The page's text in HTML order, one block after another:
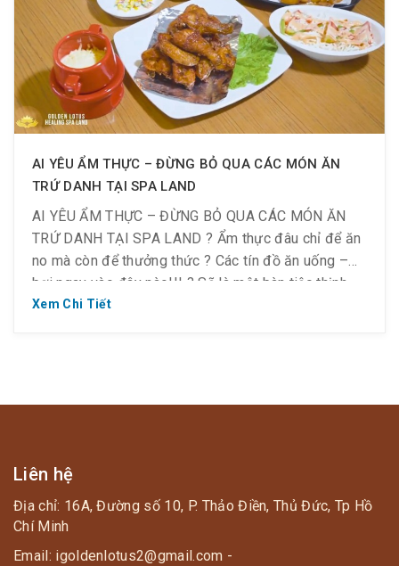
✅ Xông hơi tại chuỗi các phòng Bùn khoáng thuốc
Bắc, Đá núi lửa, Đá muối Himalaya, Gỗ thông
Hinoki…
AI YÊU ẨM THỰC – ĐỪNG BỎ QUA CÁC MÓN ĂN
TRỨ DANH TẠI SPA LAND
AI YÊU ẨM THỰC – ĐỪNG BỎ QUA CÁC MÓN ĂN
TRỨ DANH TẠI SPA LAND ? Ẩm thực đâu chỉ để ăn
no mà còn để thưởng thức ? Các tín đồ ăn uống –
bơi ngay vào đây nào!!! ? Sẽ là một bàn tiệc thịnh
soạn phù hợp với khẩu vị của các thành viên […]
Xem Chi Tiết
Liên hệ
Địa chỉ: 16A, Đường số 10, P. Thảo Điền, Thủ Đức, Tp Hồ
Chí Minh
Email: igoldenlotus2@gmail.com -